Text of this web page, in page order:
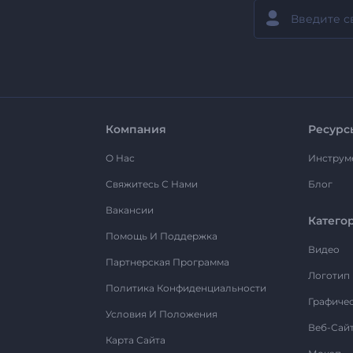
Компания
О Нас
Свяжитесь С Нами
Вакансии
Помощь И Поддержка
Партнерская Программа
Политика Конфиденциальности
Условия И Положения
Карта Сайта
Блог
Видео
Логотип
Веб-